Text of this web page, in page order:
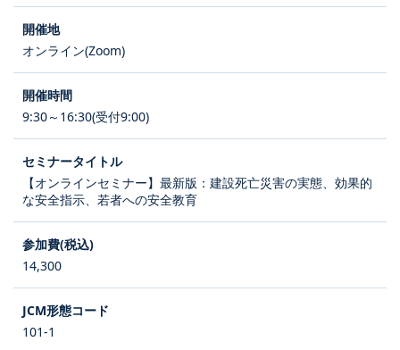
オンライン(Zoom)
9:30～16:30(受付9:00)
【オンラインセミナー】最新版：建設死亡災害の実態、効果的
な安全指示、若者への安全教育
14,300
101-1